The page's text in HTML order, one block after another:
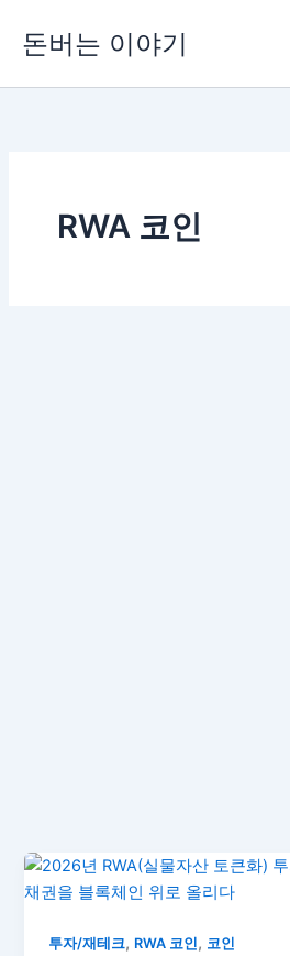
로
돈버는 이야기
RWA 코인
투자/재테크, RWA 코인 , 코인